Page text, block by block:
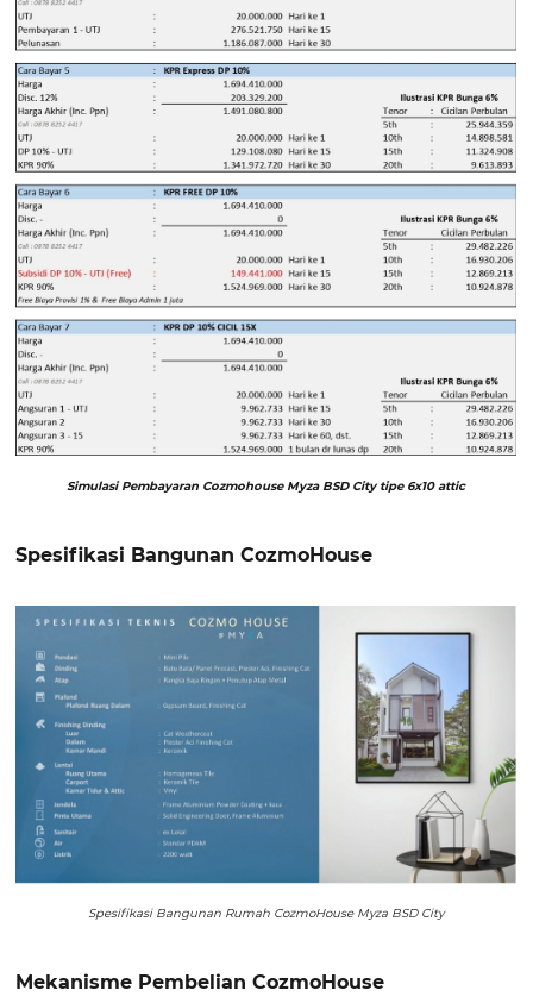
Simulasi Pembayaran Cozmohouse Myza BSD City tipe 6x10 attic
Spesifikasi Bangunan CozmoHouse
Spesifikasi Bangunan Rumah CozmoHouse Myza BSD City
Mekanisme Pembelian CozmoHouse